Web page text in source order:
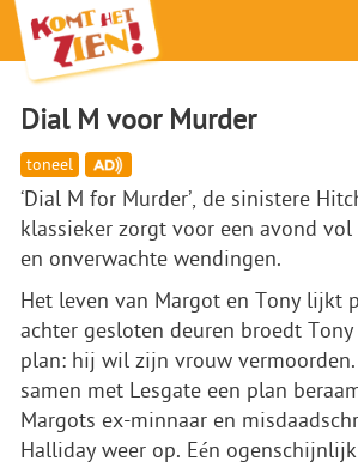
Dial M voor Murder
toneel
‘Dial M for Murder’, de sinistere
klassieker zorgt voor een avond
en onverwachte wendingen.
Het leven van Margot en Tony lijkt
achter gesloten deuren broedt
plan: hij wil zijn vrouw
samen met Lesgate een plan
Margots ex-minnaar en
Halliday weer op. Eén